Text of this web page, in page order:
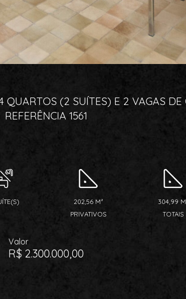
(2 SUÍTES) E 2 VAGAS
REFERÊNCIA 1561
202,56 M²
PRIVATIVOS
304,99
TOTAIS
Valor
R$ 2.300.000,00